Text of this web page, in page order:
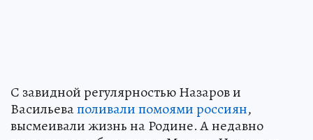
С завидной регулярностью Назаров и
Васильеваполивали помоями россиян,
высмеивали жизнь на Родине. А недавно